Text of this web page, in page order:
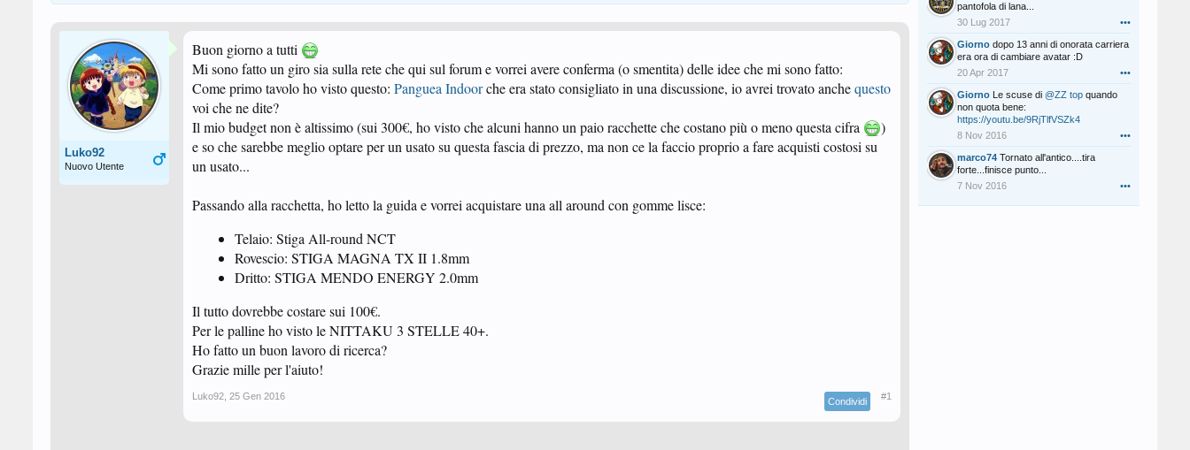
Luko92
Nuovo Utente
Buon giorno a tutti
Mi sono fatto un giro sia sulla rete che qui sul forum e vorrei avere conferma (o smentita) delle idee che mi sono fatto:
Come primo tavolo ho visto questo: Panguea Indoorche era stato consigliato in una discussione, io avrei trovato anchequesto
voi che ne dite?
Il mio budget non è altissimo (sui 300€, ho visto che alcuni hanno un paio racchette che costano più o meno questa cifra
)
e so che sarebbe meglio optare per un usato su questa fascia di prezzo, ma non ce la faccio proprio a fare acquisti costosi su
un usato...
Passando alla racchetta, ho letto la guida e vorrei acquistare una all around con gomme lisce:
Telaio: Stiga All-round NCT
Rovescio: STIGA MAGNA TX II 1.8mm
Dritto: STIGA MENDO ENERGY 2.0mm
Il tutto dovrebbe costare sui 100€.
Per le palline ho visto le NITTAKU 3 STELLE 40+.
Ho fatto un buon lavoro di ricerca?
Grazie mille per l'aiuto!
Luko92 25 Gen 2016 Condividi #1
pantofola di lana...
30 Lug 2017
•••
Giorno dopo 13 anni di onorata carriera
era ora di cambiare avatar :D
20 Apr 2017
•••
Giorno Le scuse di @ZZ top quando
non quota bene:
https://youtu.be/9RjTlfVSZk4
8 Nov 2016
•••
marco74 Tornato all'antico....tira
forte...finisce punto...
7 Nov 2016
•••